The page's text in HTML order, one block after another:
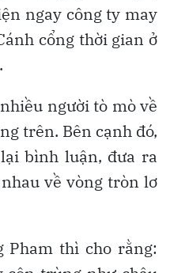
ngay công ty may
cổng thời gian ở
người tò mò về
trên. Bên cạnh đó,
bình luận, đưa ra
về vòng tròn lơ
Pham thì cho rằng: